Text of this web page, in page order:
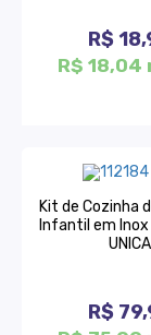
R$
R$ 18,04
Kit de Cozinha
Infantil em Inox
UNICA
R$